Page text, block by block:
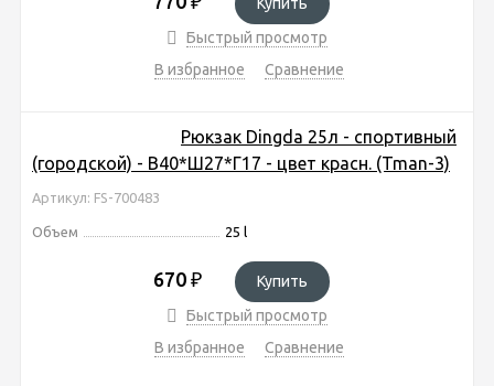
Быстрый просмотр
В избранное
Сравнение
Рюкзак Dingda 25л - спортивный
(городской) - В40*Ш27*Г17 - цвет красн. (Tman-3)
Артикул: FS-700483
Объем 25 l
670 ₽
Купить
Быстрый просмотр
В избранное
Сравнение